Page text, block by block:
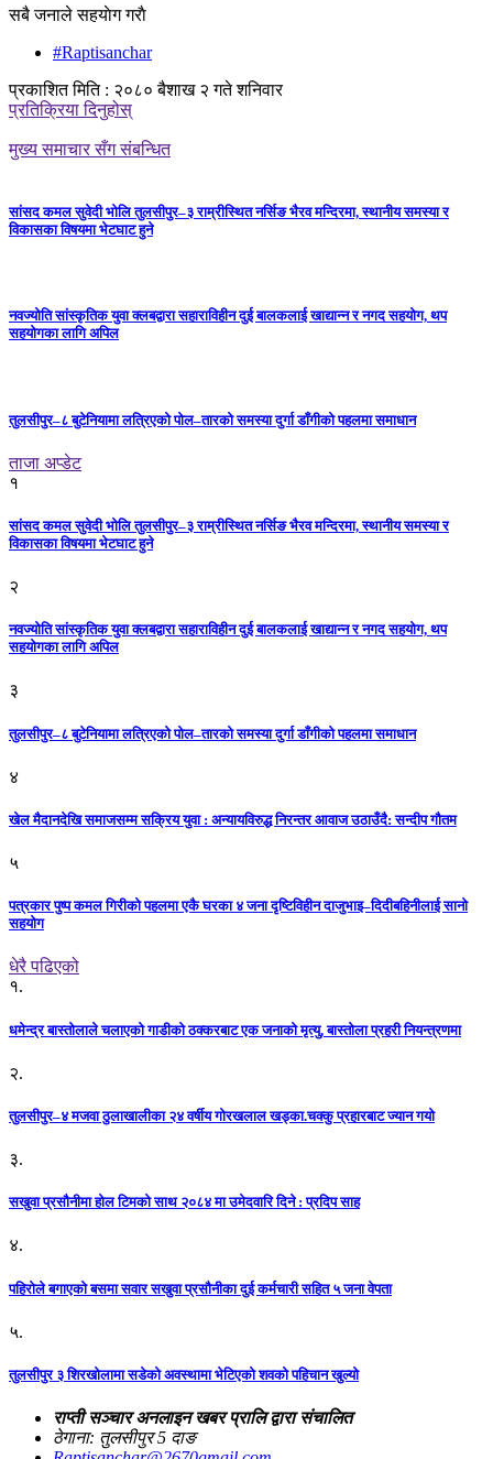
सबै जनाले सहयाेग गराै
#Raptisanchar
प्रकाशित मिति : २०८० बैशाख २ गते शनिवार
प्रतिक्रिया दिनुहोस्
मुख्य समाचार सँग संबन्धित
सांसद कमल सुवेदी भोलि तुलसीपुर–३ राम्रीस्थित नर्सिङ भैरव मन्दिरमा, स्थानीय समस्या र
विकासका विषयमा भेटघाट हुने
नवज्योति सांस्कृतिक युवा क्लबद्वारा सहाराविहीन दुई बालकलाई खाद्यान्न र नगद सहयोग, थप
सहयोगका लागि अपिल
तुलसीपुर–८ बुटेनियामा लत्रिएको पोल–तारको समस्या दुर्गा डाँगीको पहलमा समाधान
ताजा अप्डेट
१
सांसद कमल सुवेदी भोलि तुलसीपुर–३ राम्रीस्थित नर्सिङ भैरव मन्दिरमा, स्थानीय समस्या र
विकासका विषयमा भेटघाट हुने
२
नवज्योति सांस्कृतिक युवा क्लबद्वारा सहाराविहीन दुई बालकलाई खाद्यान्न र नगद सहयोग, थप
सहयोगका लागि अपिल
३
तुलसीपुर–८ बुटेनियामा लत्रिएको पोल–तारको समस्या दुर्गा डाँगीको पहलमा समाधान
४
खेल मैदानदेखि समाजसम्म सक्रिय युवा : अन्यायविरुद्ध निरन्तर आवाज उठाउँदै: सन्दीप गौतम
५
पत्रकार पुष्प कमल गिरीको पहलमा एकै घरका ४ जना दृष्टिविहीन दाजुभाइ–दिदीबहिनीलाई सानो
सहयोग
धेरै पढिएको
१.
धमेन्द्र बास्तोलाले चलाएको गाडीको ठक्करबाट एक जनाको मृत्यु, बास्तोला प्रहरी नियन्त्रणमा
२.
तुलसीपुर–४ मजवा ठुलाखालीका २४ वर्षीय गोरखलाल खड्का.चक्कु प्रहारबाट ज्यान गयो
३.
सखुवा प्रसौनीमा होल टिमको साथ २०८४ मा उमेदवारि दिने : प्रदिप साह
४.
पहिराेले बगाएकाे बसमा सवार सखुवा प्रसाैनीका दुई कर्मचारी सहित ५ जना वेपता
५.
तुलसीपुर ३ शिरखोलामा सडेको अवस्थामा भेटिएको शवको पहिचान खुल्यो
राप्ती सञ्चार अनलाइन खबर प्रालि द्वारा संचालित
ठेगाना: तुलसीपुर 5 दाङ